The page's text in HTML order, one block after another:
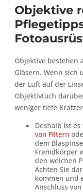
Objektive
Objektive bestehen
Gläsern. Wenn sich
der Luft auf der
Objektivtuch
weniger tiefe
Deshalb ist
von Filtern
dem
Fremdkörper
den weichen
Achten Sie
kommen und
Anschluss